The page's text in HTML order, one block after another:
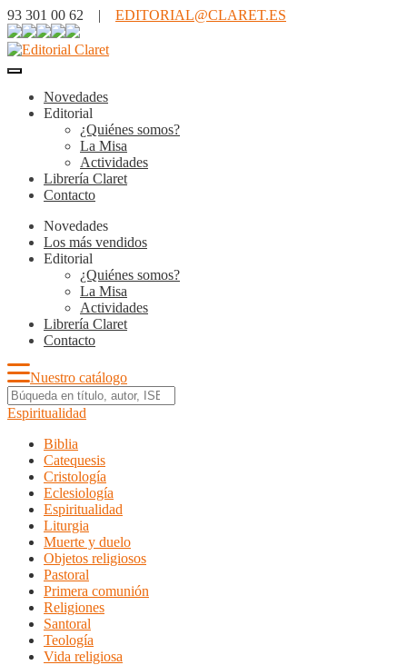
93 301 00 62 | EDITORIAL@CLARET.ES
Novedades
Editorial
¿Quiénes somos?
La Misa
Actividades
Librería Claret
Contacto
Novedades
Los más vendidos
Editorial
¿Quiénes somos?
La Misa
Actividades
Librería Claret
Contacto
Nuestro catálogo
Espiritualidad
Biblia
Catequesis
Cristología
Eclesiología
Espiritualidad
Liturgia
Muerte y duelo
Objetos religiosos
Pastoral
Primera comunión
Religiones
Santoral
Teología
Vida religiosa